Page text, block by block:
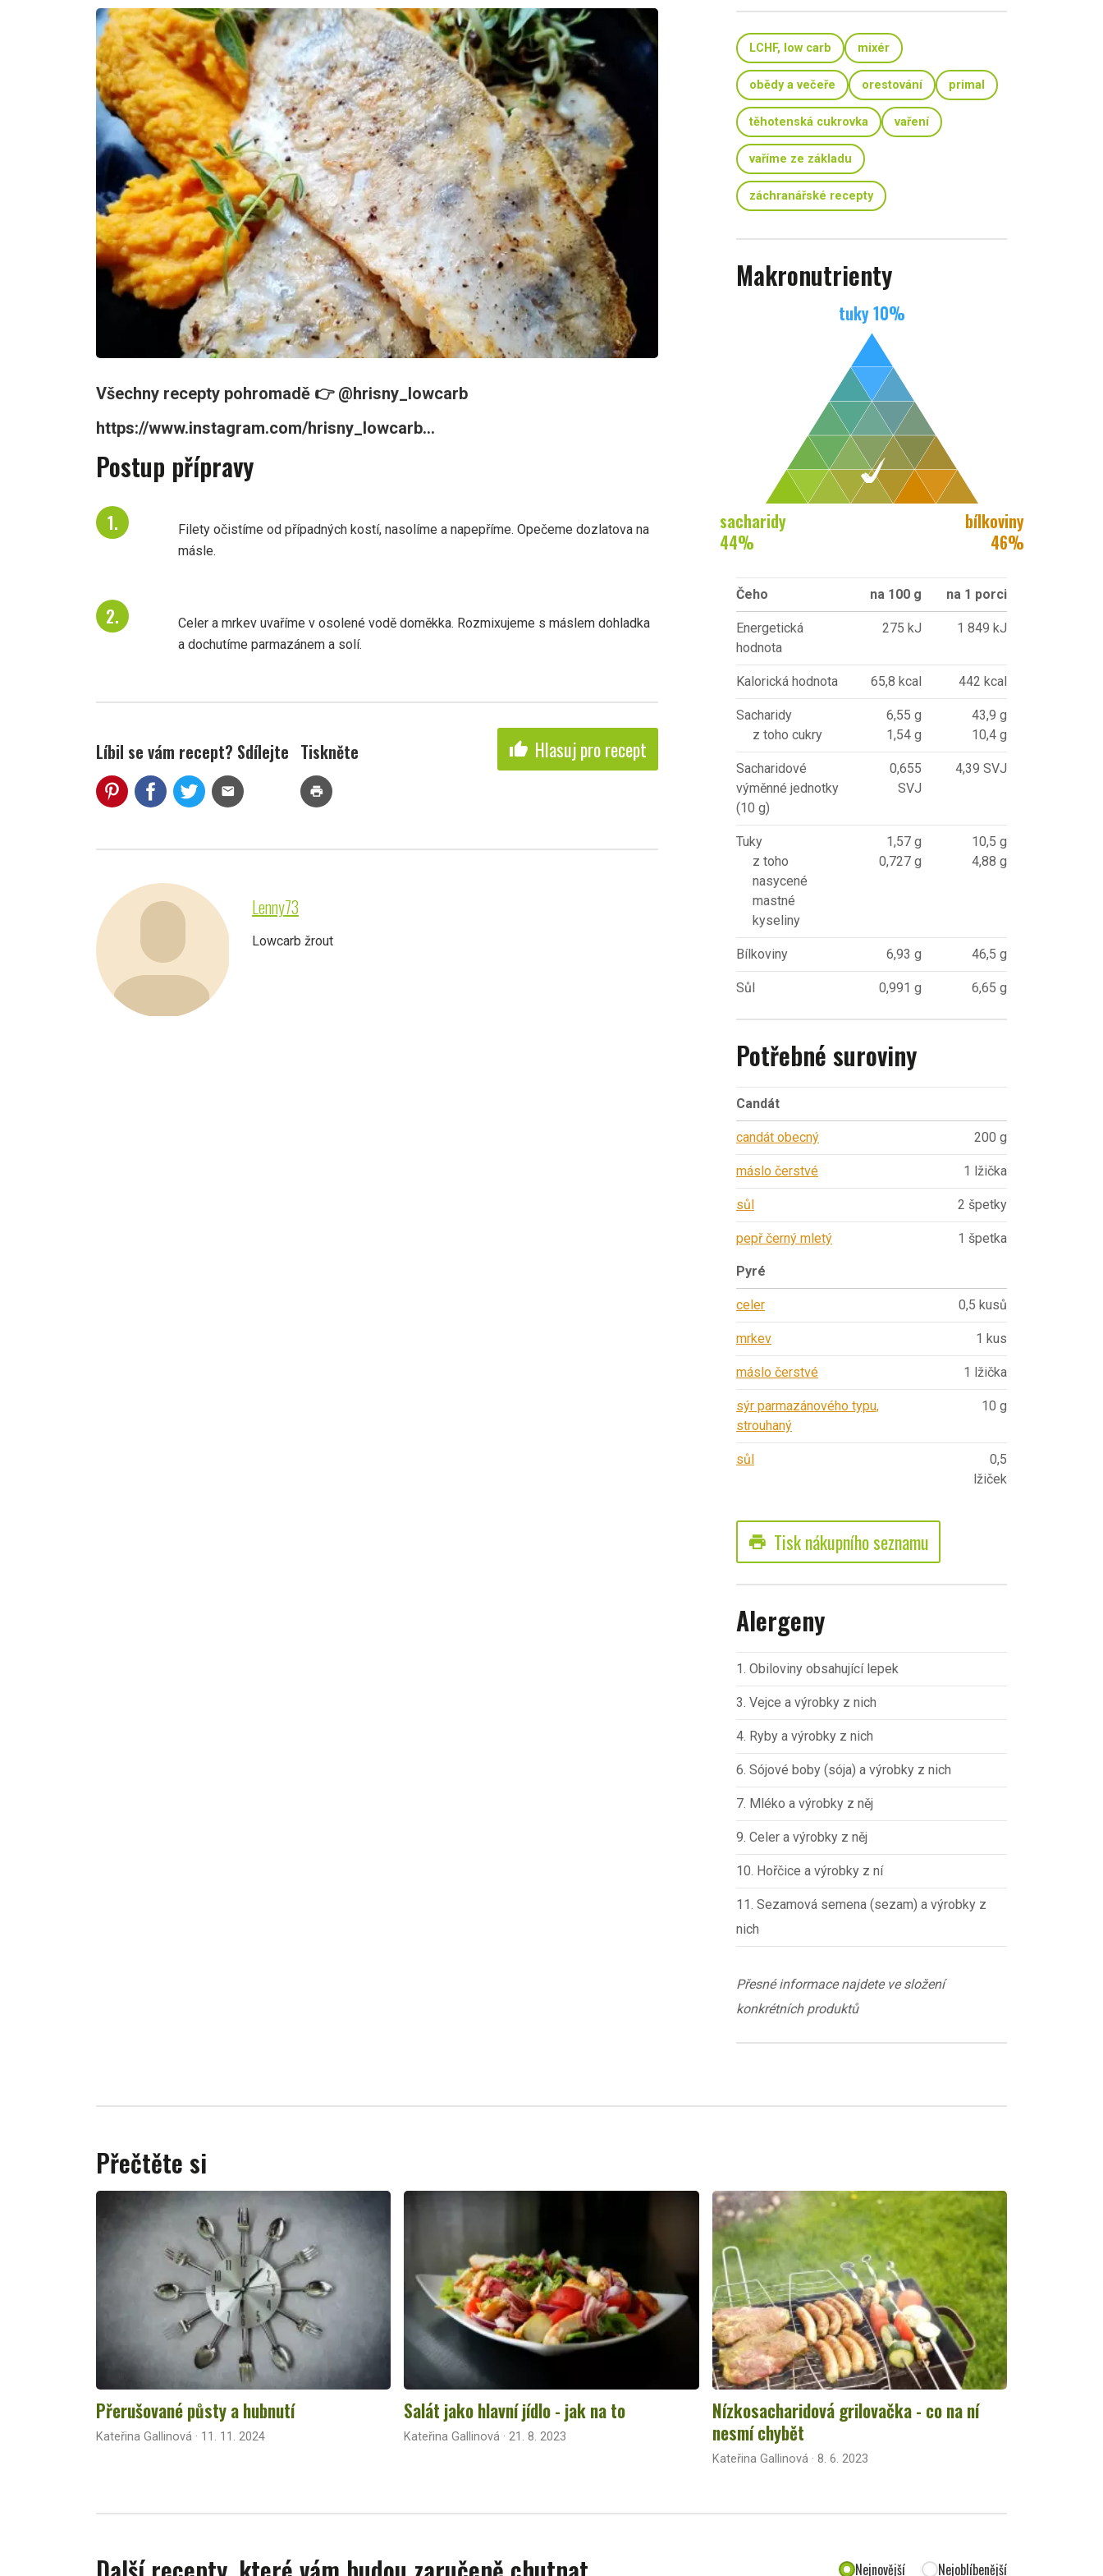
Všechny recepty pohromadě 👉 @hrisny_lowcarb
https://www.instagram.com/hrisny_lowcarb...
Postup přípravy
Filety očistíme od případných kostí, nasolíme a napepříme. Opečeme dozlatova na
másle.
Celer a mrkev uvaříme v osolené vodě doměkka. Rozmixujeme s máslem dohladka
a dochutíme parmazánem a solí.
Líbil se vám recept? Sdílejte
mail
Tiskněte
print
thumb_up Hlasuj pro recept
Lenny73
Lowcarb žrout
LCHF, low carb mixér
obědy a večeře orestování primal
těhotenská cukrovka vaření
vaříme ze základu
záchranářské recepty
Makronutrienty
tuky10%
sacharidy
44%
bílkoviny
46%
Čeho na 100 g na 1 porci
Energetická
hodnota
275 kJ 1 849 kJ
Kalorická hodnota 65,8 kcal 442 kcal
Sacharidy
z toho cukry
6,55 g
1,54 g
43,9 g
10,4 g
Sacharidové
výměnné jednotky
(10 g)
0,655
SVJ
4,39 SVJ
Tuky
z toho
nasycené
mastné
kyseliny
1,57 g
0,727 g
10,5 g
4,88 g
Bílkoviny 6,93 g 46,5 g
Sůl 0,991 g 6,65 g
Potřebné suroviny
Candát
candát obecný 200 g
máslo čerstvé 1 lžička
sůl 2 špetky
pepř černý mletý 1 špetka
Pyré
celer 0,5 kusů
mrkev 1 kus
máslo čerstvé 1 lžička
sýr parmazánového typu,
strouhaný
10 g
sůl
0,5
lžiček
print Tisk nákupního seznamu
Alergeny
1. Obiloviny obsahující lepek
3. Vejce a výrobky z nich
4. Ryby a výrobky z nich
6. Sójové boby (sója) a výrobky z nich
7. Mléko a výrobky z něj
9. Celer a výrobky z něj
10. Hořčice a výrobky z ní
11. Sezamová semena (sezam) a výrobky z
nich
Přesné informace najdete ve složení
konkrétních produktů
Přečtěte si
Přerušované půsty a hubnutí
Kateřina Gallinová · 11. 11. 2024
Salát jako hlavní jídlo - jak na to
Kateřina Gallinová · 21. 8. 2023
Nízkosacharidová grilovačka - co na ní
nesmí chybět
Kateřina Gallinová · 8. 6. 2023
Nejnovější Nejoblíbenější